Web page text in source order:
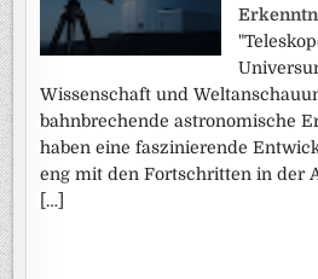
Wissenschaft und
bahnbrechende astronomische
haben eine faszinierende
eng mit den Fortschritten in der
[…]